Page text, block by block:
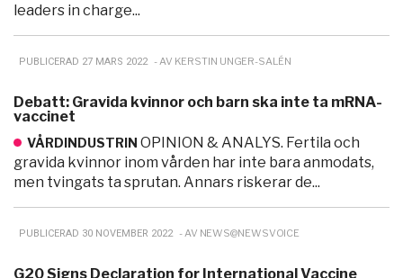
leaders in charge...
PUBLICERAD 27 MARS 2022 - AV KERSTIN UNGER-SALÉN
Debatt: Gravida kvinnor och barn ska inte ta mRNA-
vaccinet
VÅRDINDUSTRIN OPINION & ANALYS. Fertila och
gravida kvinnor inom vården har inte bara anmodats,
men tvingats ta sprutan. Annars riskerar de...
PUBLICERAD 30 NOVEMBER 2022 - AV NEWS@NEWSVOICE
G20 Signs Declaration for International Vaccine